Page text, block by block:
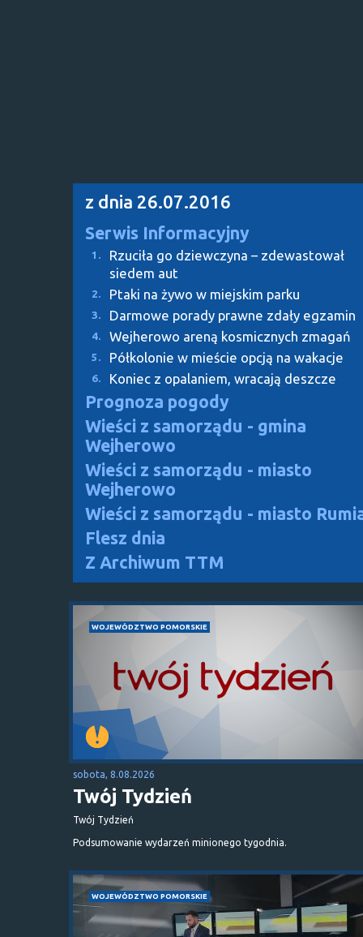
z dnia 26.07.2016
Serwis Informacyjny
1.
Rzuciła go dziewczyna – zdewastował
siedem aut
2. Ptaki na żywo w miejskim parku
3. Darmowe porady prawne zdały egzamin
4. Wejherowo areną kosmicznych zmagań
5. Półkolonie w mieście opcją na wakacje
6. Koniec z opalaniem, wracają deszcze
Prognoza pogody
Wieści z samorządu - gmina
Wejherowo
Wieści z samorządu - miasto
Wejherowo
Wieści z samorządu - miasto
Flesz dnia
Z Archiwum TTM
WOJEWÓDZTWO POMORSKIE
sobota, 8.08.2026
Twój Tydzień
Twój Tydzień
Podsumowanie wydarzeń minionego tygodnia.
WOJEWÓDZTWO POMORSKIE